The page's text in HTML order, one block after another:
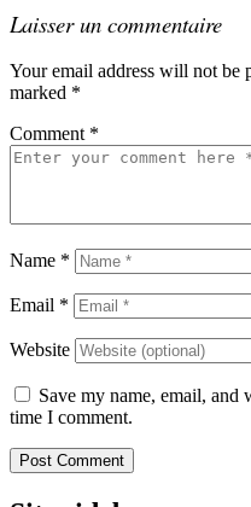
Laisser un commentaire
Your email address will not be
marked *
Comment *
Name *
Email *
Website
Save my name, email, and
time I comment.